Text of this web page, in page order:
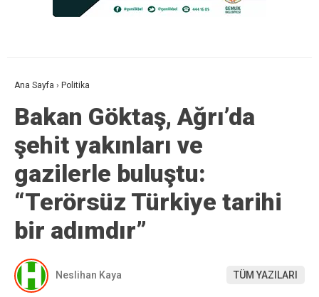
Ana Sayfa › Politika
Bakan Göktaş, Ağrı’da
şehit yakınları ve
gazilerle buluştu:
“Terörsüz Türkiye tarihi
bir adımdır”
Neslihan Kaya TÜM YAZILARI